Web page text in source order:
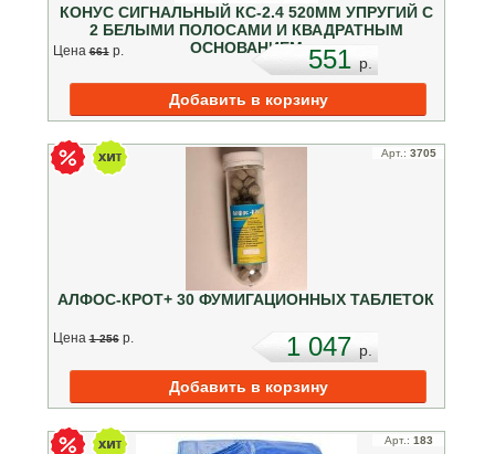
КОНУС СИГНАЛЬНЫЙ КС-2.4 520ММ УПРУГИЙ С
2 БЕЛЫМИ ПОЛОСАМИ И КВАДРАТНЫМ
ОСНОВАНИЕМ
Цена 661 p. 551p.
Арт.: 3705
АЛФОС-КРОТ+ 30 ФУМИГАЦИОННЫХ ТАБЛЕТОК
Цена 1 256 p. 1 047p.
Арт.: 183